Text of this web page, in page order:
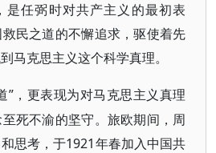
是任弼时对共产主义的最初表
民之道的不懈追求，驱使着先
马克思主义这个科学真理。
”，更表现为对马克思主义真理
死不渝的坚守。旅欧期间，周
思考，于1921年春加入中国共